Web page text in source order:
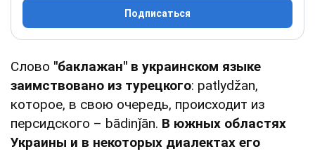
Подписаться
Слово "баклажан" в украинском языке
заимствовано из турецкого: patlydžan,
которое, в свою очередь, происходит из
персидского – bādinǰān. В южных областях
Украины и в некоторых диалектах его